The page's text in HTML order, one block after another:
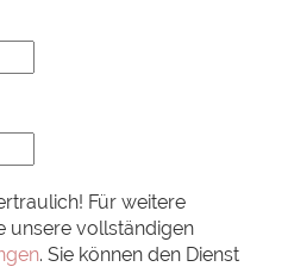
Für weitere
unsere vollständigen
. Sie können den Dienst